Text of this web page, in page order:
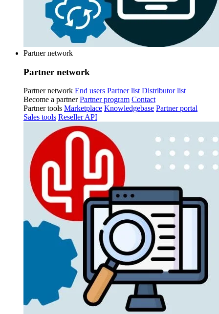
Partner network
Partner network
Partner network End users Partner list Distributor list
Become a partner Partner program Contact
Partner tools Marketplace Knowledgebase Partner portal
Sales tools Reseller API